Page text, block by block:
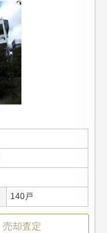
140戸
売却査定